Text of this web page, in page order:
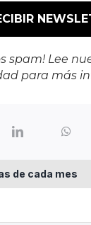
spam! Lee
para más
de cada mes